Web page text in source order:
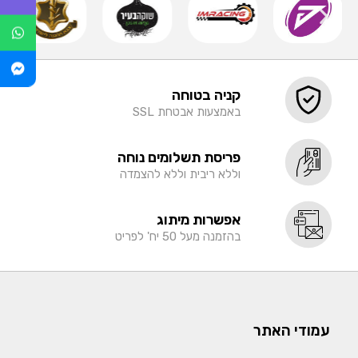
קניה בטוחה
באמצעות אבטחת SSL
פריסת תשלומים נוחה
וללא ריבית וללא להצמדה
אפשרות מיתוג
בהזמנה מעל 50 יח' לפריט
עמודי האתר